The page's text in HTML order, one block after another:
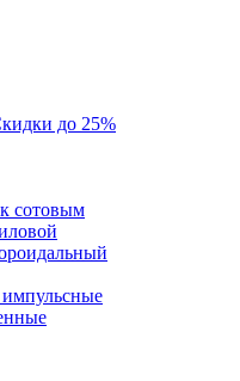
до 25%
сотовым